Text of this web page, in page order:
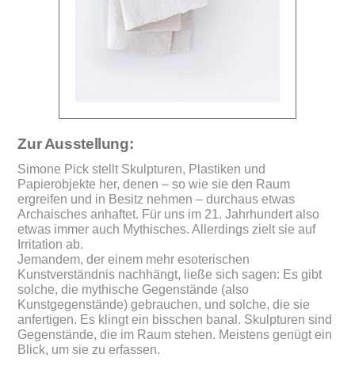
Zur Ausstellung:
Simone Pick stellt Skulpturen, Plastiken und
Papierobjekte her, denen – so wie sie den Raum
ergreifen und in Besitz nehmen – durchaus etwas
Archaisches anhaftet. Für uns im 21. Jahrhundert also
etwas immer auch Mythisches. Allerdings zielt sie auf
Irritation ab.
Jemandem, der einem mehr esoterischen
Kunstverständnis nachhängt, ließe sich sagen: Es gibt
solche, die mythische Gegenstände (also
Kunstgegenstände) gebrauchen, und solche, die sie
anfertigen. Es klingt ein bisschen banal. Skulpturen sind
Gegenstände, die im Raum stehen. Meistens genügt ein
Blick, um sie zu erfassen.